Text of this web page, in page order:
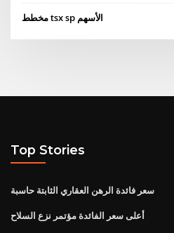
مخطط tsx sp الأسهم
Top Stories
سعر فائدة الرهن العقاري الثابتة حاسبة
أعلى سعر الفائدة مؤتمر نزع السلاح